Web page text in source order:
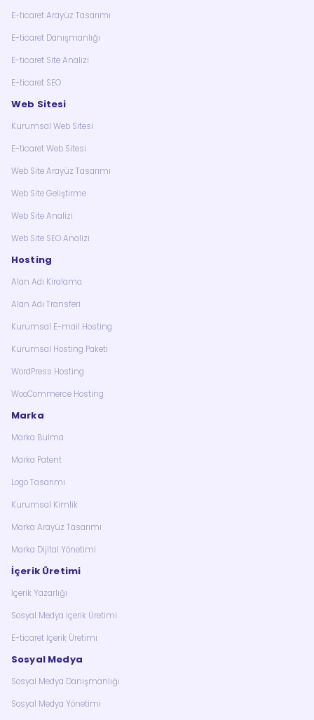
E-ticaret Arayüz Tasarımı
E-ticaret Danışmanlığı
E-ticaret Site Analizi
E-ticaret SEO
Web Sitesi
Kurumsal Web Sitesi
E-ticaret Web Sitesi
Web Site Arayüz Tasarımı
Web Site Geliştirme
Web Site Analizi
Web Site SEO Analizi
Hosting
Alan Adı Kiralama
Alan Adı Transferi
Kurumsal E-mail Hosting
Kurumsal Hosting Paketi
WordPress Hosting
WooCommerce Hosting
Marka
Marka Bulma
Marka Patent
Logo Tasarımı
Kurumsal Kimlik
Marka Arayüz Tasarımı
Marka Dijital Yönetimi
İçerik Üretimi
İçerik Yazarlığı
Sosyal Medya İçerik Üretimi
E-ticaret İçerik Üretimi
Sosyal Medya
Sosyal Medya Danışmanlığı
Sosyal Medya Yönetimi